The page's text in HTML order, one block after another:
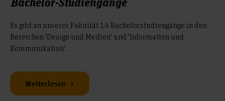
Es gibt an unserer Fakultät 14 Bachelorstudiengänge in den
Bereichen 'Design und Medien' und 'Information und
Kommunikation'.
Weiterlesen